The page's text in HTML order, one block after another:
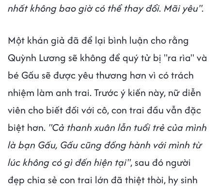
nhất không bao giờ có thể thay đổi. Mãi yêu".
Một khán giả đã để lại bình luận cho rằng
Quỳnh Lương sẽ không để quý tử bị "ra rìa" và
bé Gấu sẽ được yêu thương hơn vì có trách
nhiệm làm anh trai. Trước ý kiến này, nữ diễn
viên cho biết đối với cô, con trai đầu vẫn đặc
biệt hơn. "Cả thanh xuân lẫn tuổi trẻ của mình
là bạn Gấu, Gấu cũng đồng hành với mình từ
lúc không có gì đến hiện tại", sau đó người
đẹp chia sẻ con trai lớn đã thiệt thòi, hy sinh